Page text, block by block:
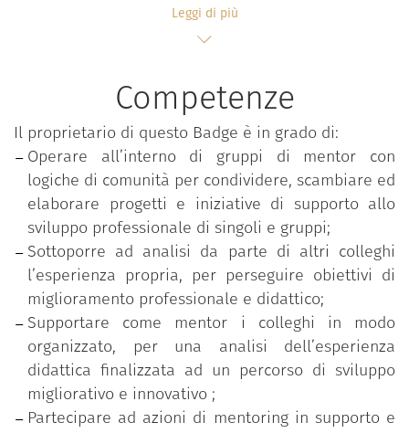
Il progetto punta infatti a costruire nei partecipanti
competenze volte ad accompagnare i colleghi
didattiche e professionali, operando in comunità
che riflettono e condividono approcci, valori e
pratiche professionali innovative e facilitano il
processo di affiliazione organizzativa. L’adesione
avviene attraverso una call di ateneo che seleziona
gli aspiranti in base al possesso di titoli formativi e
alla realizzazione di progetti didattici innovativi e di
qualità.
Il percorso progettuale richiede ai partecipanti un
impegno attivo su quattro fasi fra loro strettamente
interconnesse:
una fase di formazione iniziale sulle tematiche
del mentoring con interventi d’aula e workshop
volti a sensibilizzare e preparare i partecipanti
Leggi di più
Competenze
Il proprietario di questo Badge è in grado di:
Operare all’interno di gruppi di mentor con
logiche di comunità per condividere, scambiare ed
elaborare progetti e iniziative di supporto allo
sviluppo professionale di singoli e gruppi;
Sottoporre ad analisi da parte di altri colleghi
l’esperienza propria, per perseguire obiettivi di
miglioramento professionale e didattico;
Supportare come mentor i colleghi in modo
organizzato, per una analisi dell’esperienza
didattica finalizzata ad un percorso di sviluppo
migliorativo e innovativo ;
Partecipare ad azioni di mentoring in supporto e